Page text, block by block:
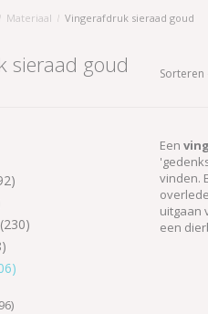
/ Materiaal / Vingerafdruk sieraad goud
sieraad goud Sorteren
(230)
Een
vinden.
uitgaan
een